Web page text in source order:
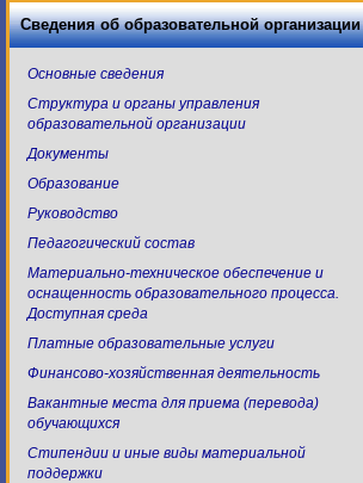
Сведения об образовательной организации
Основные сведения
Структура и органы управления
образовательной организации
Документы
Образование
Руководство
Педагогический состав
Материально-техническое обеспечение и
оснащенность образовательного процесса.
Доступная среда
Платные образовательные услуги
Финансово-хозяйственная деятельность
Вакантные места для приема (перевода)
обучающихся
Стипендии и иные виды материальной
поддержки